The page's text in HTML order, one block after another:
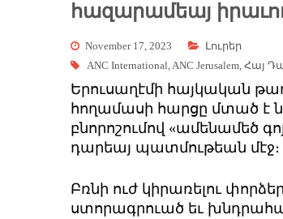
հազարամեայ
November 17, 2023
Լուրեր
ANC International,ANC Jerusalem, Հայ
Երուսաղէմի հայկական
հողամասի հարցը մտած է
բնորոշումով «ամենամեծ
դարեայ պատմութեան մէջ։
Բռնի ուժ կիրառելու
ստորագրուած եւ